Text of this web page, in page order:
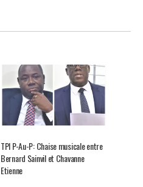
TPI P-Au-P: Chaise musicale entre
Bernard Sainvil et Chavanne
Etienne